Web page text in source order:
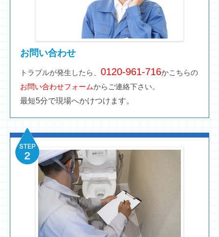
お問い合わせ
トラブルが発生したら、 0120-961-716かこちらの
お問い合わせフォームからご連絡下さい。
最短5分で現場へかけつけます。